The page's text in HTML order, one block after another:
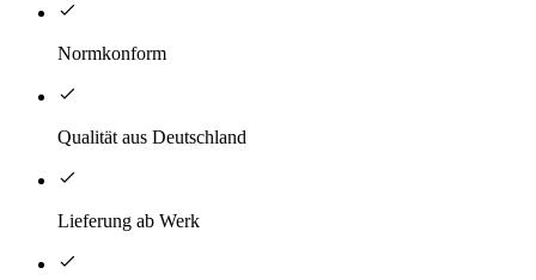
Normkonform
Qualität aus Deutschland
Lieferung ab Werk